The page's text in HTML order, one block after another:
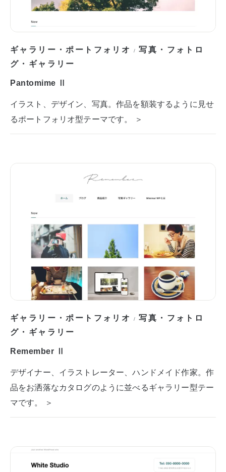
ギャラリー・ポートフォリオ /写真・フォトロ
グ・ギャラリー
Pantomime Ⅱ
イラスト、デザイン、写真。作品を額装するように見せ
るポートフォリオ型テーマです。 ＞
ギャラリー・ポートフォリオ /写真・フォトロ
グ・ギャラリー
Remember Ⅱ
デザイナー、イラストレーター、ハンドメイド作家。作
品をお洒落なカタログのように並べるギャラリー型テー
マです。 ＞